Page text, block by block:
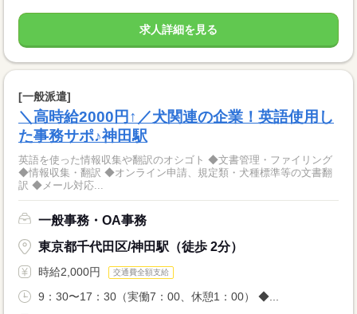
求人詳細を見る
[一般派遣]
＼高時給2000円↑／犬関連の企業！英語使用し
た事務サポ♪神田駅
英語を使った情報収集や翻訳のオシゴト ◆文書管理・ファイリング
◆情報収集・翻訳 ◆オンライン申請、規定類・犬種標準等の文書翻
訳 ◆メール対応...
一般事務・OA事務
東京都千代田区/神田駅（徒歩 2分）
時給2,000円 交通費全額支給
9：30〜17：30（実働7：00、休憩1：00） ◆...